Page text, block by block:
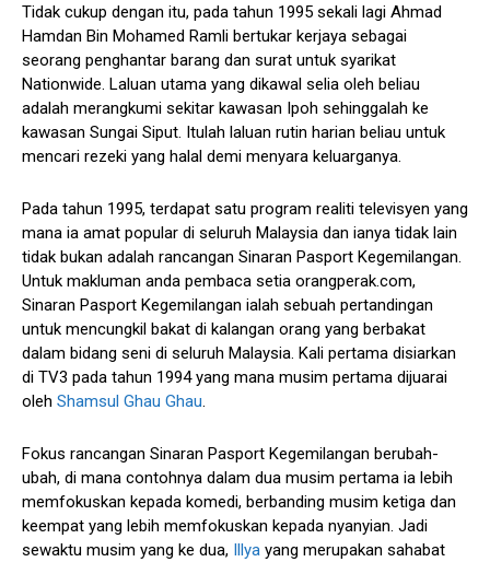
Tidak cukup dengan itu, pada tahun 1995 sekali lagi Ahmad
Hamdan Bin Mohamed Ramli bertukar kerjaya sebagai
seorang penghantar barang dan surat untuk syarikat
Nationwide. Laluan utama yang dikawal selia oleh beliau
adalah merangkumi sekitar kawasan Ipoh sehinggalah ke
kawasan Sungai Siput. Itulah laluan rutin harian beliau untuk
mencari rezeki yang halal demi menyara keluarganya.
Pada tahun 1995, terdapat satu program realiti televisyen yang
mana ia amat popular di seluruh Malaysia dan ianya tidak lain
tidak bukan adalah rancangan Sinaran Pasport Kegemilangan.
Untuk makluman anda pembaca setia orangperak.com,
Sinaran Pasport Kegemilangan ialah sebuah pertandingan
untuk mencungkil bakat di kalangan orang yang berbakat
dalam bidang seni di seluruh Malaysia. Kali pertama disiarkan
di TV3 pada tahun 1994 yang mana musim pertama dijuarai
oleh Shamsul Ghau Ghau.
Fokus rancangan Sinaran Pasport Kegemilangan berubah-
ubah, di mana contohnya dalam dua musim pertama ia lebih
memfokuskan kepada komedi, berbanding musim ketiga dan
keempat yang lebih memfokuskan kepada nyanyian. Jadi
sewaktu musim yang ke dua, Illya yang merupakan sahabat